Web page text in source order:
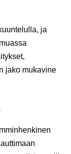
ja
jako mukavine